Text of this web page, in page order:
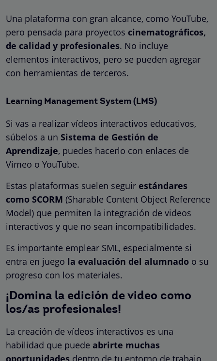
Una plataforma con gran alcance, como YouTube,
pero pensada para proyectos cinematográficos,
de calidad y profesionales. No incluye
elementos interactivos, pero se pueden agregar
con herramientas de terceros.
Learning Management System (LMS)
Si vas a realizar vídeos interactivos educativos,
súbelos a un Sistema de Gestión de
Aprendizaje, puedes hacerlo con enlaces de
Vimeo o YouTube.
Estas plataformas suelen seguir estándares
como SCORM (Sharable Content Object Reference
Model) que permiten la integración de videos
interactivos y que no sean incompatibilidades.
Es importante emplear SML, especialmente si
entra en juego la evaluación del alumnado o su
progreso con los materiales.
¡Domina la edición de video como
los/as profesionales!
La creación de vídeos interactivos es una
habilidad que puede abrirte muchas
oportunidades dentro de tu entorno de trabajo,